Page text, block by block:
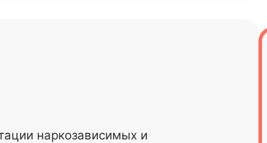
наркозависимых и